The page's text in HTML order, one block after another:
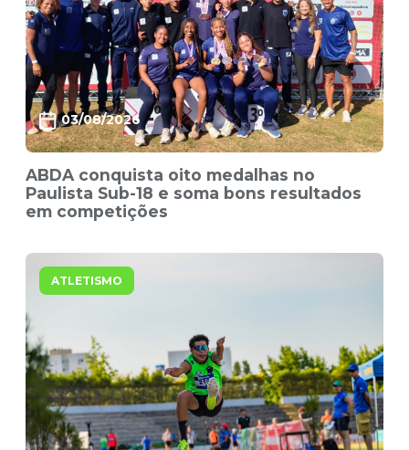
03/08/2026
ABDA conquista oito medalhas no
Paulista Sub-18 e soma bons resultados
em competições
ATLETISMO